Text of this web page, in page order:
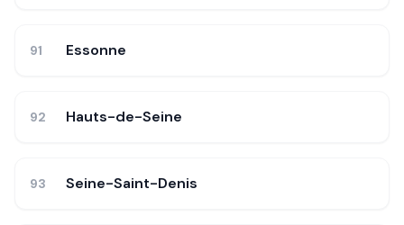
91 Essonne
92 Hauts-de-Seine
93 Seine-Saint-Denis